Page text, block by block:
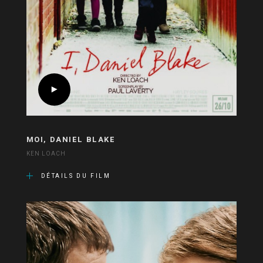
MOI, DANIEL BLAKE
KEN LOACH
DÉTAILS DU FILM